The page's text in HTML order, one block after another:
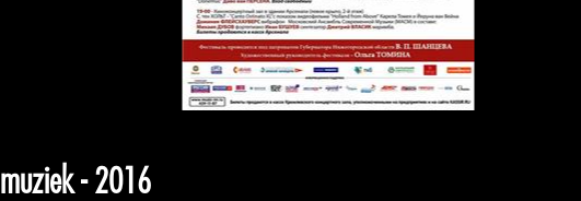
muziek - 2016